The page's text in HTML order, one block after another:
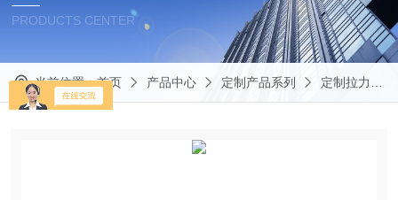
PRODUCTS CENTER
当前位置：首页 产品中心 定制产品系列 定制拉力试验机配套干燥箱